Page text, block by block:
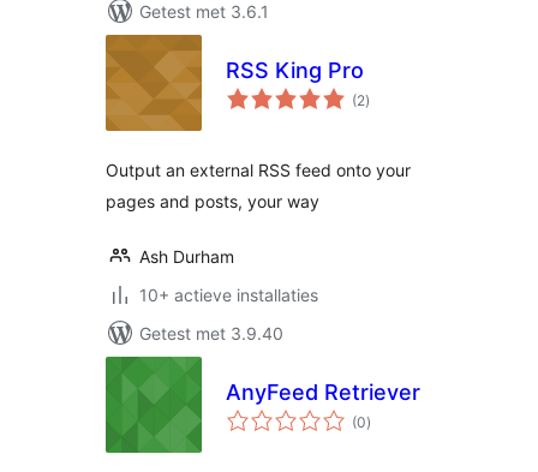
Getest met 3.6.1
RSS King Pro
(2totaal
waarderingen
)
Output an external RSS feed onto your
pages and posts, your way
Ash Durham
10+ actieve installaties
Getest met 3.9.40
AnyFeed Retriever
(0totaal
waarderingen
)